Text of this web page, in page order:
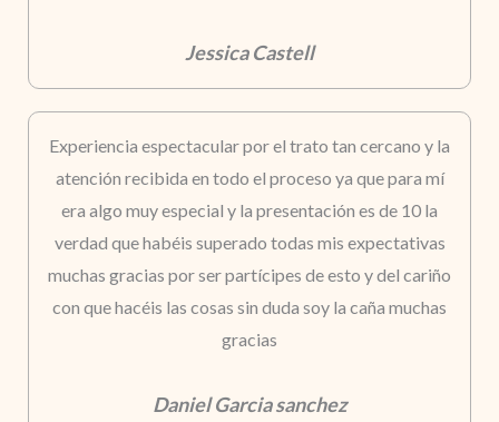
Jessica Castell
Experiencia espectacular por el trato tan cercano y la
atención recibida en todo el proceso ya que para mí
era algo muy especial y la presentación es de 10 la
verdad que habéis superado todas mis expectativas
muchas gracias por ser partícipes de esto y del cariño
con que hacéis las cosas sin duda soy la caña muchas
gracias
Daniel Garcia sanchez